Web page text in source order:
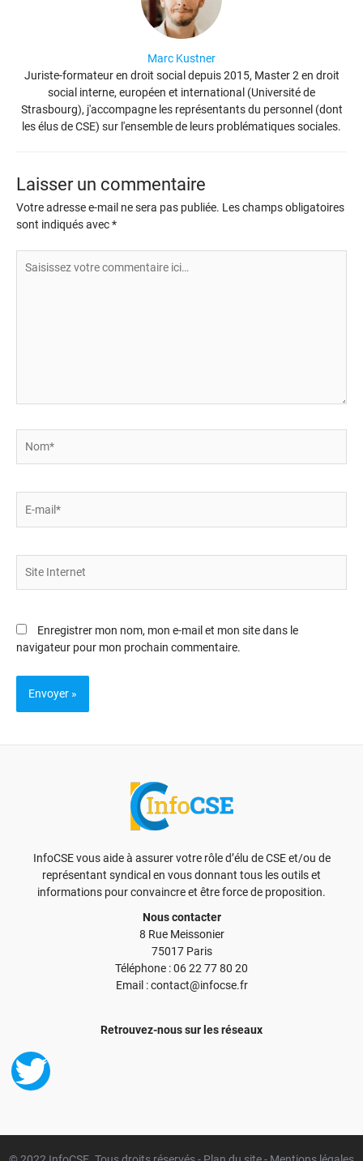
Marc Kustner
Juriste-formateur en droit social depuis 2015, Master 2 en droit
social interne, européen et international (Université de
Strasbourg), j'accompagne les représentants du personnel (dont
les élus de CSE) sur l'ensemble de leurs problématiques sociales.
Laisser un commentaire
Votre adresse e-mail ne sera pas publiée. Les champs obligatoires
sont indiqués avec*
votre
mail*
Internet
Enregistrer mon nom, mon e-mail et mon site dans le
navigateur pour mon prochain commentaire.
InfoCSE vous aide à assurer votre rôle d’élu de CSE et/ou de
représentant syndical en vous donnant tous les outils et
informations pour convaincre et être force de proposition.
Nous contacter
8 Rue Meissonier
75017 Paris
Téléphone : 06 22 77 80 20
Email : contact@infocse.fr
Retrouvez-nous sur les réseaux